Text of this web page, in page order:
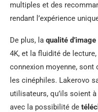
multiples et des
rendant l’expérience
De plus, la qualité d’image
4K, et la fluidité de
connexion moyenne,
les cinéphiles. Lakerovo
utilisateurs, qu’ils soient
avec la possibilité de